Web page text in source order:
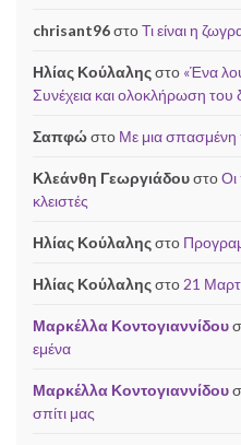
chrisant96στοΤι είναι η
Ηλίας Κούλαληςστο «Ένα
Συνέχεια και ολοκλήρωση του
Σαπφώστο Με μια
Κλεάνθη ΓεωργιάδουστοΟι
κλειστές
Ηλίας Κούλαληςστο
Ηλίας Κούλαληςστο 21
Μαρκέλλα Κοντογιαννίδου
εμένα
Μαρκέλλα Κοντογιαννίδου
σπίτι μας